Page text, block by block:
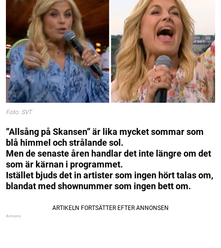
Foto: SVT
”Allsång på Skansen” är lika mycket sommar som
blå himmel och strålande sol.
Men de senaste åren handlar det inte längre om det
som är kärnan i programmet.
Istället bjuds det in artister som ingen hört talas om,
blandat med shownummer som ingen bett om.